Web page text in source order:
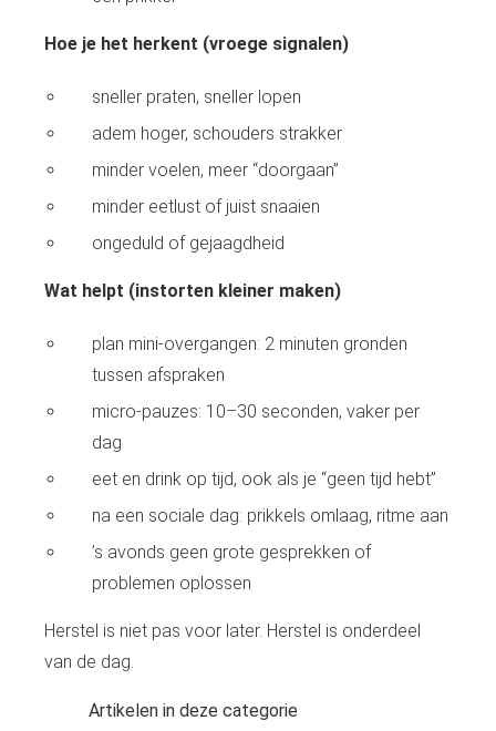
Hoe je het herkent (vroege signalen)
sneller praten, sneller lopen
adem hoger, schouders strakker
minder voelen, meer “doorgaan”
minder eetlust of juist snaaien
ongeduld of gejaagdheid
Wat helpt (instorten kleiner maken)
plan mini-overgangen: 2 minuten gronden
tussen afspraken
micro-pauzes: 10–30 seconden, vaker per
dag
eet en drink op tijd, ook als je “geen tijd hebt”
na een sociale dag: prikkels omlaag, ritme aan
’s avonds geen grote gesprekken of
problemen oplossen
Herstel is niet pas voor later. Herstel is onderdeel
van de dag.
Artikelen in deze categorie